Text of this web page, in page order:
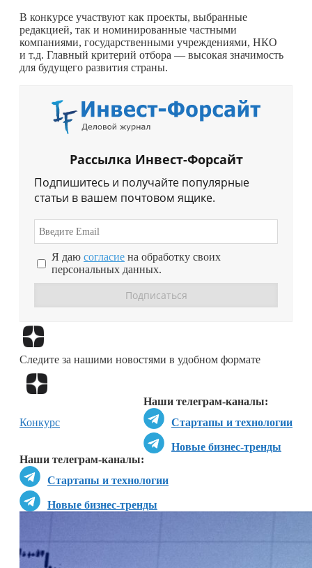
В конкурсе участвуют как проекты, выбранные
редакцией, так и номинированные частными
компаниями, государственными учреждениями, НКО
и т.д. Главный критерий отбора — высокая значимость
для будущего развития страны.
Рассылка Инвест-Форсайт
Подпишитесь и получайте популярные
статьи в вашем почтовом ящике.
Я даю согласие на обработку своих
персональных данных.
Следите за нашими новостями в удобном формате
Наши телеграм-каналы:
Стартапы и технологии
Новые бизнес-тренды
Наши телеграм-каналы:
Стартапы и технологии
Новые бизнес-тренды
Конкурс